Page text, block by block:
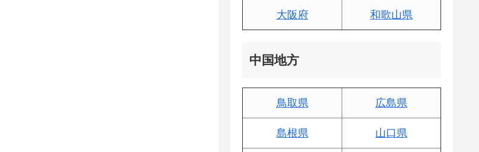
大阪府 和歌山県
中国地方
鳥取県 広島県
島根県 山口県